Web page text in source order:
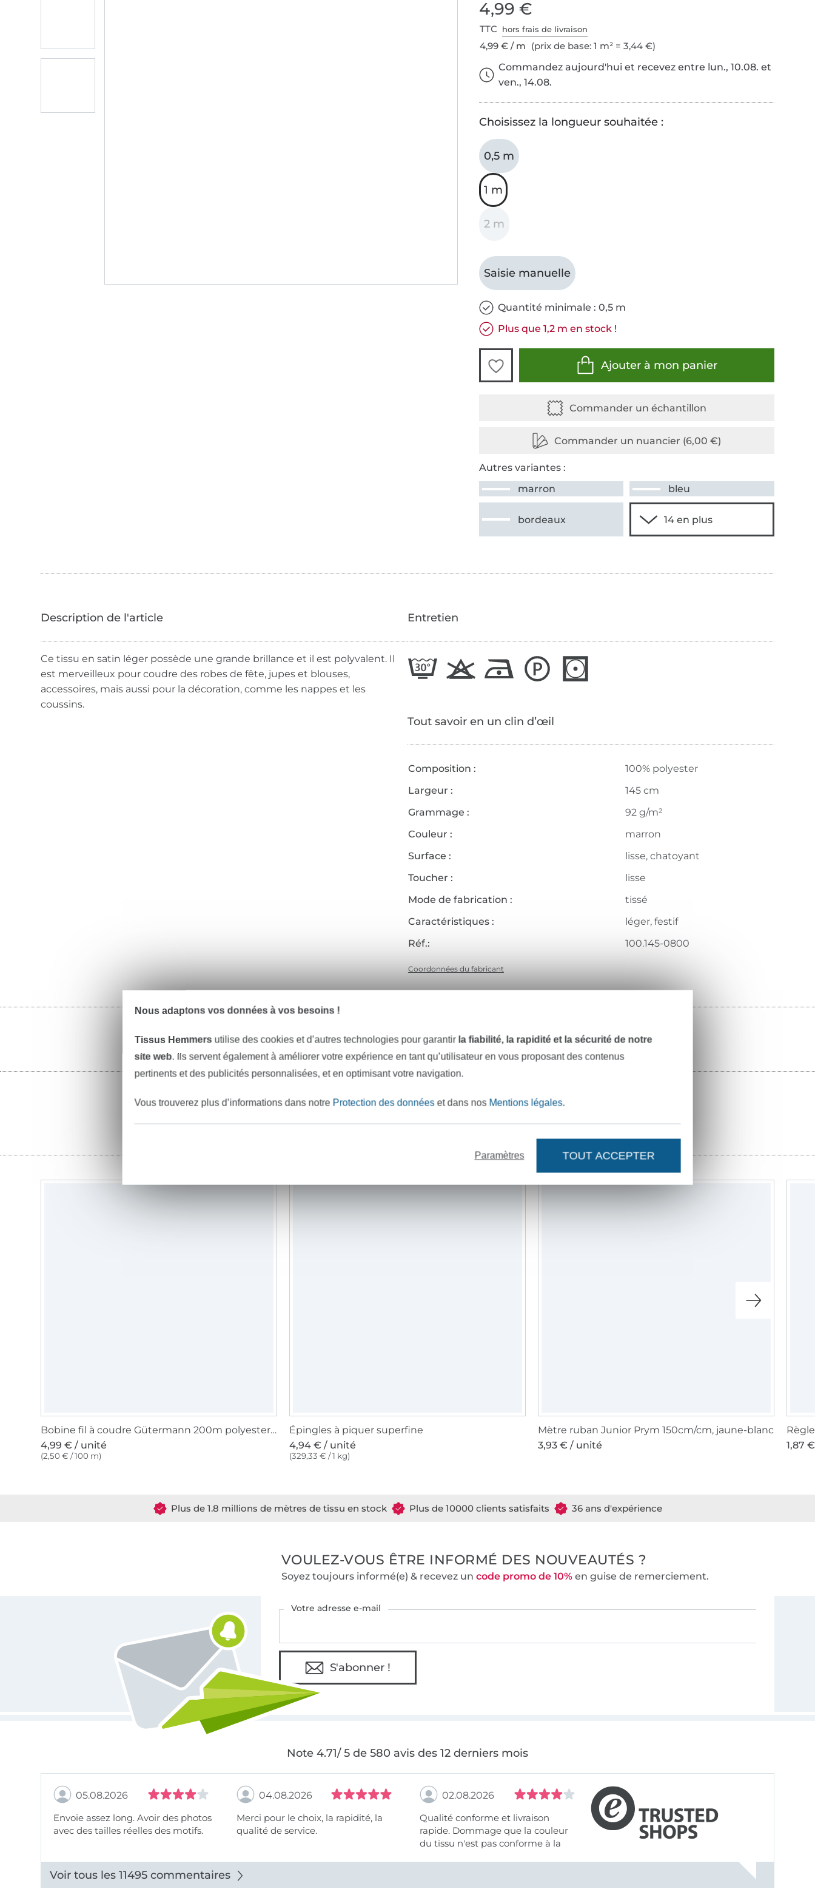
4,99 €
TTC hors frais de livraison
4,99 € / m (prix de base: 1 m² = 3,44 €)
Commandez aujourd'hui et recevez entre lun., 10.08. et
ven., 14.08.
Choisissez la longueur souhaitée :
0,5 m
1 m
2 m
Saisie manuelle
Quantité minimale : 0,5 m
Plus que 1,2 m en stock !
Ajouter à mon panier
Autres variantes :
marron
bleu
bordeaux
Ce tissu en satin léger possède une grande brillance et il est polyvalent. Il
est merveilleux pour coudre des robes de fête, jupes et blouses,
accessoires, mais aussi pour la décoration, comme les nappes et les
coussins.
Entretien
Tout savoir en un clin d’œil
Composition :
100% polyester
Largeur :
145 cm
Grammage :
92 g/m²
Couleur :
marron
Surface :
lisse, chatoyant
Toucher :
lisse
Mode de fabrication :
tissé
Caractéristiques :
léger, festif
Réf.:
100.145-0800
Coordonnées du fabricant
Articles assortis
Bobine fil à coudre Gütermann 200m polyester, (023) marron
4,99 € / unité
(2,50 € / 100 m)
Épingles à piquer superfine
4,94 € / unité
(329,33 € / 1 kg)
Mètre ruban Junior Prym 150cm/cm, jaune-blanc
3,93 € / unité
1,87
Plus de 1.8 millions de mètres de tissu en stock Plus de 10000 clients satisfaits 36 ans d'expérience
VOULEZ-VOUS ÊTRE INFORMÉ DES NOUVEAUTÉS ?
Soyez toujours informé(e) & recevez un code promo de 10%en guise de remerciement.
Votre adresse e-mail
S'abonner !
Note 4.71/ 5 de 580 avis des 12 derniers mois
05.08.2026
Envoie assez long. Avoir des photos
avec des tailles réelles des motifs.
04.08.2026
Merci pour le choix, la rapidité, la
qualité de service.
02.08.2026
Qualité conforme et livraison
rapide. Dommage que la couleur
du tissu n'est pas conforme à la
Voir tous les 11495 commentaires
Nous adaptons vos données à vos besoins !
Tissus Hemmers utilise des cookies et d’autres technologies pour garantir la fiabilité, la rapidité et la sécurité de notre
site web. Ils servent également à améliorer votre expérience en tant qu’utilisateur en vous proposant des contenus
pertinents et des publicités personnalisées, et en optimisant votre navigation.
Vous trouverez plus d’informations dans notre Protection des donnéeset dans nos Mentions légales.
Paramètres TOUT ACCEPTER